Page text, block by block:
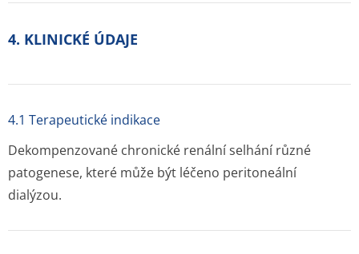
4. KLINICKÉ ÚDAJE
4.1 Terapeutické indikace
Dekompenzované chronické renální selhání různé
patogenese, které může být léčeno peritoneální
dialýzou.